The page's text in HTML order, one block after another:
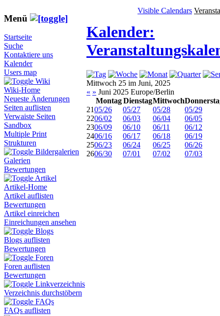
Menü
Startseite
Suche
Kontaktiere uns
Kalender
Users map
Wiki
Wiki-Home
Neueste Änderungen
Seiten auflisten
Verwaiste Seiten
Sandbox
Multiple Print
Strukturen
Bildergalerien
Galerien
Bewertungen
Artikel
Artikel-Home
Artikel auflisten
Bewertungen
Artikel einreichen
Einreichungen ansehen
Blogs
Blogs auflisten
Bewertungen
Foren
Foren auflisten
Bewertungen
Linkverzeichnis
Verzeichnis durchstöbern
FAQs
FAQs auflisten
Visible Calendars
Kalender:
Mittwoch 25 im Juni, 2025
« » Juni 2025 Europe/Berlin
Montag DienstagMittwoch
2105/26 05/27 05/28
05/29
2206/02 06/03 06/04
06/05
2306/09 06/10 06/11
06/12
2406/16 06/17 06/18
06/19
2506/23 06/24 06/25
06/26
2606/30 07/01 07/02 07/03